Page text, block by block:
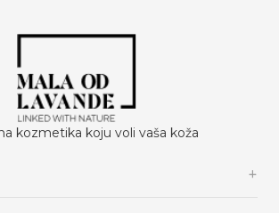
kozmetika koju voli vaša koža